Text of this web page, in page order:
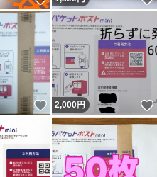
いいね！
2,000円